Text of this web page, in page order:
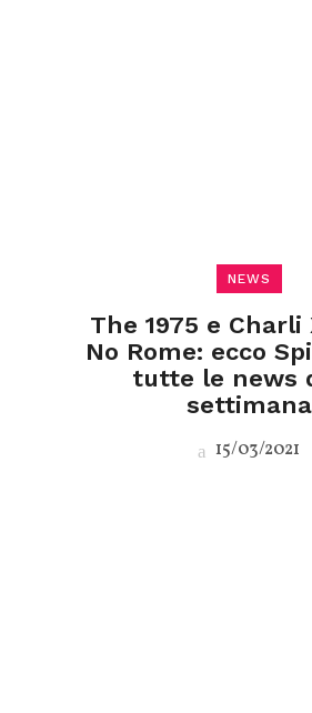
NEWS
The 1975 e Charli
No Rome: ecco
tutte le news
settimana
15/03/2021